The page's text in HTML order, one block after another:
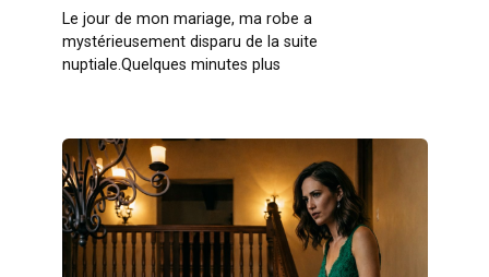
Le jour de mon mariage, ma robe a
mystérieusement disparu de la suite
nuptiale.Quelques minutes plus